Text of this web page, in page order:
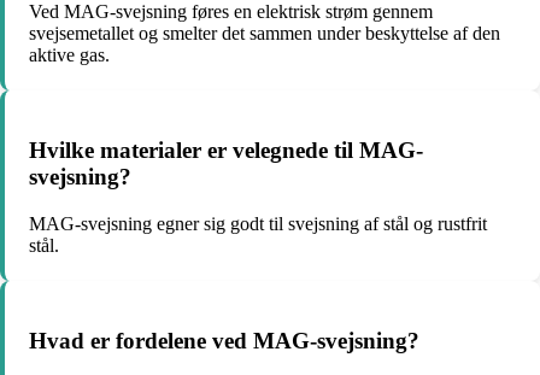
Ved MAG-svejsning føres en elektrisk strøm gennem
svejsemetallet og smelter det sammen under beskyttelse af den
aktive gas.
Hvilke materialer er velegnede til MAG-
svejsning?
MAG-svejsning egner sig godt til svejsning af stål og rustfrit
stål.
Hvad er fordelene ved MAG-svejsning?